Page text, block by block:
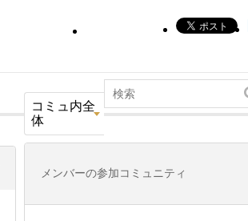
コミュ内全
体
メンバーの参加コミュニティ